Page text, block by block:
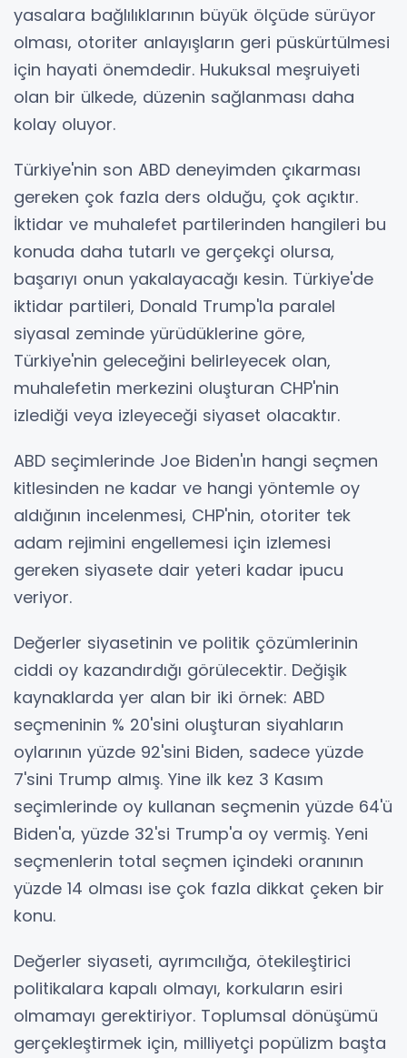
yasalara bağlılıklarının büyük ölçüde sürüyor
olması, otoriter anlayışların geri püskürtülmesi
için hayati önemdedir. Hukuksal meşruiyeti
olan bir ülkede, düzenin sağlanması daha
kolay oluyor.
Türkiye'nin son ABD deneyimden çıkarması
gereken çok fazla ders olduğu, çok açıktır.
İktidar ve muhalefet partilerinden hangileri bu
konuda daha tutarlı ve gerçekçi olursa,
başarıyı onun yakalayacağı kesin. Türkiye'de
iktidar partileri, Donald Trump'la paralel
siyasal zeminde yürüdüklerine göre,
Türkiye'nin geleceğini belirleyecek olan,
muhalefetin merkezini oluşturan CHP'nin
izlediği veya izleyeceği siyaset olacaktır.
ABD seçimlerinde Joe Biden'ın hangi seçmen
kitlesinden ne kadar ve hangi yöntemle oy
aldığının incelenmesi, CHP'nin, otoriter tek
adam rejimini engellemesi için izlemesi
gereken siyasete dair yeteri kadar ipucu
veriyor.
Değerler siyasetinin ve politik çözümlerinin
ciddi oy kazandırdığı görülecektir. Değişik
kaynaklarda yer alan bir iki örnek: ABD
seçmeninin % 20'sini oluşturan siyahların
oylarının yüzde 92'sini Biden, sadece yüzde
7'sini Trump almış. Yine ilk kez 3 Kasım
seçimlerinde oy kullanan seçmenin yüzde 64'ü
Biden'a, yüzde 32'si Trump'a oy vermiş. Yeni
seçmenlerin total seçmen içindeki oranının
yüzde 14 olması ise çok fazla dikkat çeken bir
konu.
Değerler siyaseti, ayrımcılığa, ötekileştirici
politikalara kapalı olmayı, korkuların esiri
olmamayı gerektiriyor. Toplumsal dönüşümü
gerçekleştirmek için, milliyetçi popülizm başta